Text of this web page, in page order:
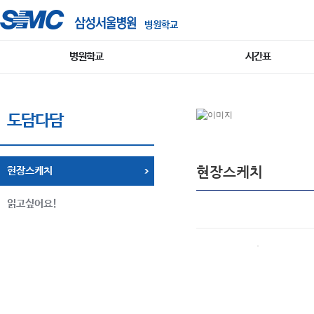
병원학교
병원학교 시간표
도담다담
현장스케치
읽고싶어요!
현장스케치